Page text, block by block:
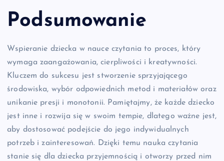
Podsumowanie
Wspieranie dziecka w nauce czytania to proces, który
wymaga zaangażowania, cierpliwości i kreatywności.
Kluczem do sukcesu jest stworzenie sprzyjającego
środowiska, wybór odpowiednich metod i materiałów oraz
unikanie presji i monotonii. Pamiętajmy, że każde dziecko
jest inne i rozwija się w swoim tempie, dlatego ważne jest,
aby dostosować podejście do jego indywidualnych
potrzeb i zainteresowań. Dzięki temu nauka czytania
stanie się dla dziecka przyjemnością i otworzy przed nim